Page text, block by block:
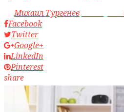
byМихаил Тургенев
Facebook
Twitter
Google+
LinkedIn
Pinterest
share